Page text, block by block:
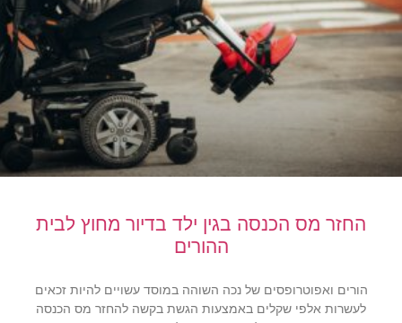
החזר מס הכנסה בגין ילד בדיור מחוץ לבית
ההורים
הורים ואפוטרופסים של נכה השוהה במוסד עשויים להיות זכאים
לעשרות אלפי שקלים באמצעות הגשת בקשה להחזר מס הכנסה